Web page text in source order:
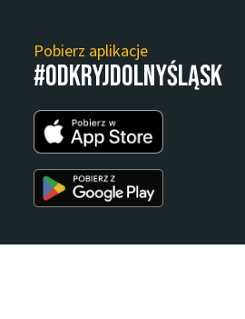
Pobierz aplikacje
#ODKRYJDOLNYŚLĄSK